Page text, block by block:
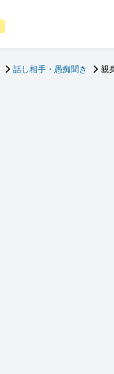
話し相手・愚痴聞き 親